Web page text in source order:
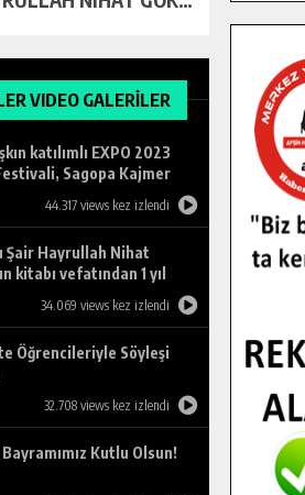
VIDEO GALERİLER
katılımlı EXPO 2023
Sagopa Kajmer
44.317 views kez izlendi
Şair Hayrullah Nihat
kitabı vefatından 1 yıl
Belediyesi tarafından
34.069 views kez izlendi
Öğrencileriyle Söyleşi
32.708 views kez izlendi
Kutlu Olsun!